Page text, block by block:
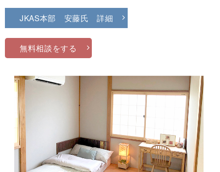
JKAS本部 安藤氏 詳細
無料相談をする